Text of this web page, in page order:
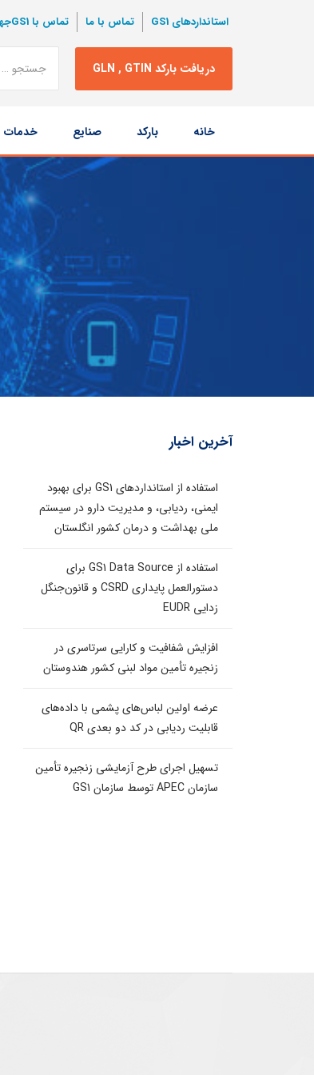
استانداردهای GS1 تماس با ما تماس با GS1جهانی
دریافت بارکد GLN , GTIN
نتبجه
جستجو
محتوا
خانه بارکد صنایع خدمات
آخرین اخبار
استفاده از استانداردهای GS1 برای بهبود
ایمنی، ردیابی، و مدیریت دارو در سیستم
ملی بهداشت و درمان کشور انگلستان
استفاده از GS1 Data Source برای
دستورالعمل پایداری CSRD و قانون‌جنگل
زدایی EUDR
افزایش شفافیت و کارایی سرتاسری در
زنجیره تأمین مواد لبنی کشور هندوستان
عرضه اولین لباس‌های پشمی با داده‌های
قابلیت ردیابی در کد دو بعدی QR
تسهیل اجرای طرح آزمایشی زنجیره تأمین
سازمان APEC توسط سازمان GS1